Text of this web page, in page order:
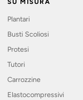
Plantari
Busti Scoliosi
Protesi
Tutori
Carrozzine
Elastocompressivi